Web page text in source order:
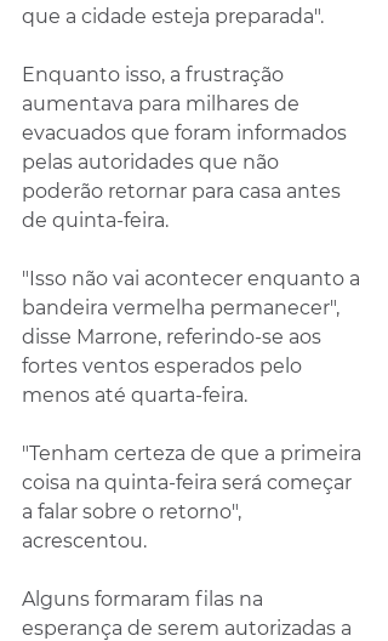
que a cidade esteja preparada".
Enquanto isso, a frustração
aumentava para milhares de
evacuados que foram informados
pelas autoridades que não
poderão retornar para casa antes
de quinta-feira.
"Isso não vai acontecer enquanto a
bandeira vermelha permanecer",
disse Marrone, referindo-se aos
fortes ventos esperados pelo
menos até quarta-feira.
"Tenham certeza de que a primeira
coisa na quinta-feira será começar
a falar sobre o retorno",
acrescentou.
Alguns formaram filas na
esperança de serem autorizadas a